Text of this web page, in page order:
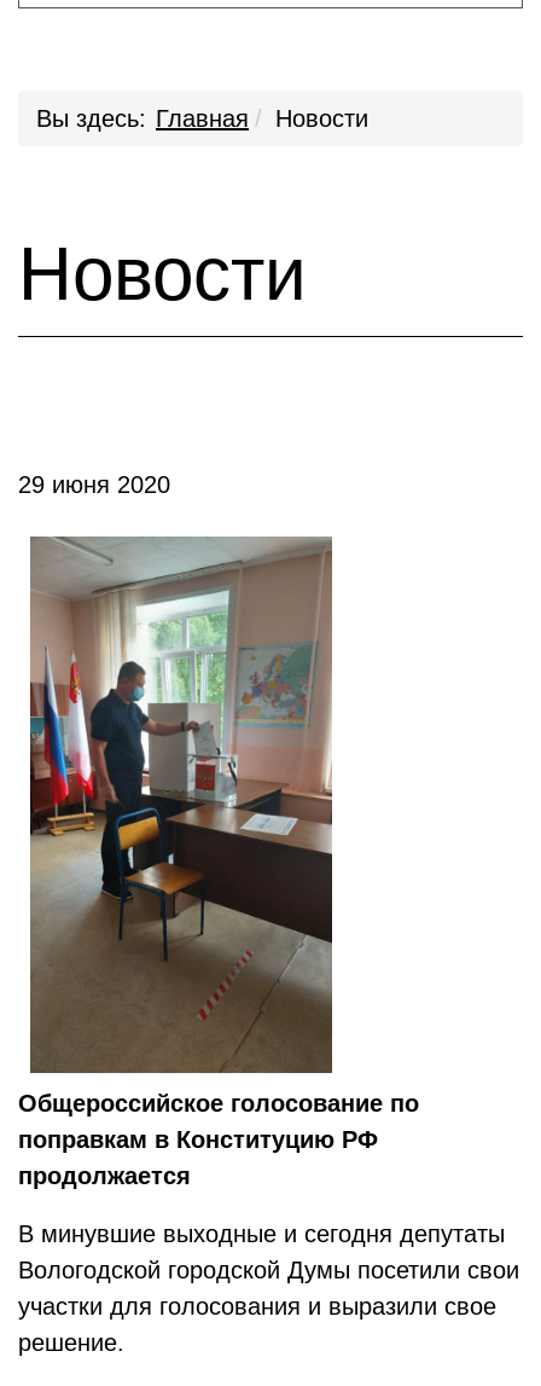
Вы здесь: Главная Новости
Новости
29 июня 2020
Общероссийское голосование по
поправкам в Конституцию РФ
продолжается
В минувшие выходные и сегодня депутаты
Вологодской городской Думы посетили свои
участки для голосования и выразили свое
решение.